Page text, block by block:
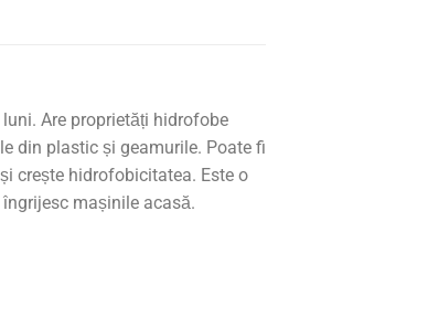
Are proprietăți hidrofobe
din plastic și geamurile. Poate fi
crește hidrofobicitatea. Este o
mașinile acasă.